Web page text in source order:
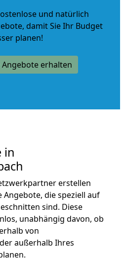
und natürlich
, damit Sie Ihr Budget
planen!
Angebote erhalten
in
erstellen
die speziell auf
sind. Diese
unabhängig davon, ob
von
außerhalb Ihres